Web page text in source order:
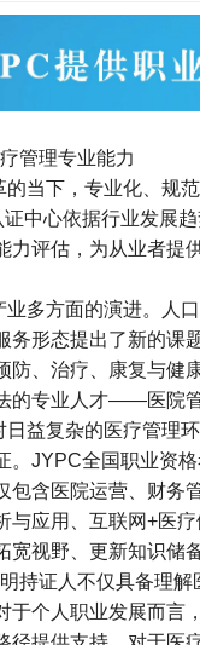
管理专业能力
当下，专业化、规
中心依据行业发展
力评估，为从业者提
多方面的演进。人
务形态提出了新的
防、治疗、康复与健
的专业人才——医院
益复杂的医疗管理
JYPC全国职业资
包含医院运营、财
与应用、互联网+医
视野、更新知识储
持证人不仅具备理
个人职业发展而言，